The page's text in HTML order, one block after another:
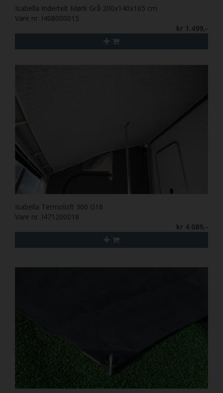
Isabella Indertelt Mørk Grå 200x140x165 cm
Vare nr. I408000015
kr 1.499,-
Isabella Termoloft 300 G18
Vare nr. I471200018
kr 4.089,-